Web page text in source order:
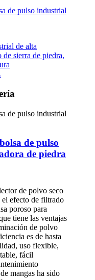
de pulso
de piedra
de polvo seco
efecto de filtrado
poroso para
tiene las ventajas
de polvo
es de hasta
uso flexible,
fácil
mangas ha sido